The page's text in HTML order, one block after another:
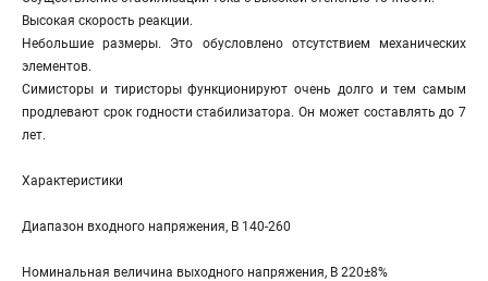
Высокая скорость реакции.
Небольшие размеры. Это обусловлено отсутствием механических
элементов.
Симисторы и тиристоры функционируют очень долго и тем самым
продлевают срок годности стабилизатора. Он может составлять до 7
лет.
Характеристики
Диапазон входного напряжения, В 140-260
Номинальная величина выходного напряжения, В 220±8%